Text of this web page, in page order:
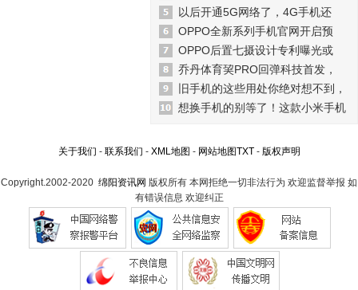
以后开通5G网络了，4G手机还
OPPO全新系列手机官网开启预
OPPO后置七摄设计专利曝光或
乔丹体育巭PRO回弹科技首发，
旧手机的这些用处你绝对想不到，
想换手机的别等了！这款小米手机
关于我们 - 联系我们 - XML地图 - 网站地图TXT- 版权声明
Copyright.2002-2020 绵阳资讯网 版权所有 本网拒绝一切非法行为 欢迎监督举报 如
有错误信息 欢迎纠正